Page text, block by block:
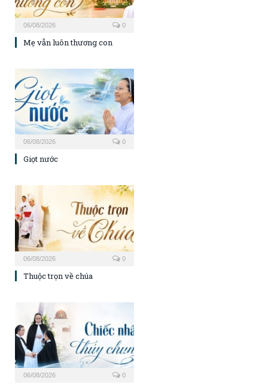
06/08/2026 0
Mẹ vẫn luôn thương con
06/08/2026 0
Giọt nước
06/08/2026 0
Thuộc trọn về chúa
06/08/2026 0